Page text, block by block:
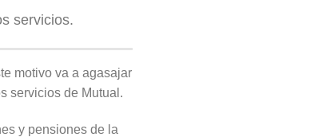
servicios.
motivo va a agasajar
servicios de Mutual.
y pensiones de la